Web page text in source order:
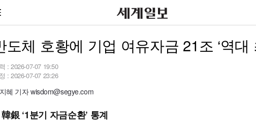
도체 호황에 기업 여유자금 21조 ‘역대
: 2026-07-07 19:50
: 2026-07-07 23:26
혜 기자 wisdom@segye.com
韓銀 ‘1분기 자금순환’ 통계